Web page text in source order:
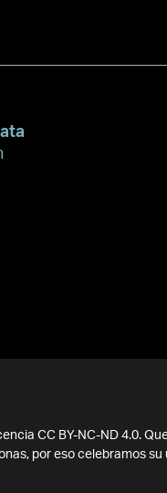
CC BY-NC-ND 4.0.
por eso celebramos su